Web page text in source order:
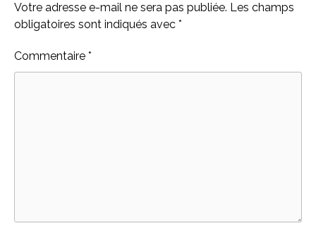
Votre adresse e-mail ne sera pas publiée. Les champs
obligatoires sont indiqués avec *
Commentaire *